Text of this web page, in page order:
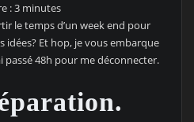
:3 minutes
le temps d’un week end pour
idées? Et hop, je vous embarque
passé 48h pour me déconnecter.